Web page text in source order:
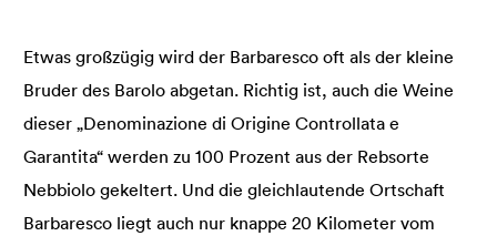
Etwas großzügig wird der Barbaresco oft als der kleine
Bruder des Barolo abgetan. Richtig ist, auch die Weine
dieser „Denominazione di Origine Controllata e
Garantita“ werden zu 100 Prozent aus der Rebsorte
Nebbiolo gekeltert. Und die gleichlautende Ortschaft
Barbaresco liegt auch nur knappe 20 Kilometer vom